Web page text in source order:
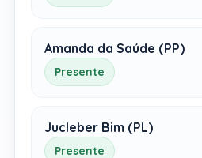
Amanda da Saúde (PP)
Presente
Jucleber Bim (PL)
Presente